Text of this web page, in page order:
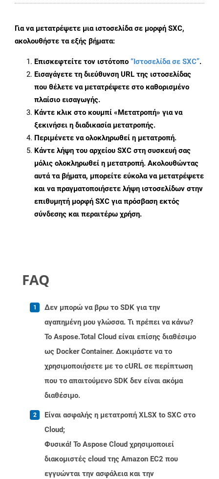
Για να μετατρέψετε μια ιστοσελίδα σε μορφή SXC,
ακολουθήστε τα εξής βήματα:
Επισκεφτείτε τον ιστότοπο “Ιστοσελίδα σε SXC”.
Εισαγάγετε τη διεύθυνση URL της ιστοσελίδας
που θέλετε να μετατρέψετε στο καθορισμένο
πλαίσιο εισαγωγής.
Κάντε κλικ στο κουμπί «Μετατροπή» για να
ξεκινήσει η διαδικασία μετατροπής.
Περιμένετε να ολοκληρωθεί η μετατροπή.
Κάντε λήψη του αρχείου SXC στη συσκευή σας
μόλις ολοκληρωθεί η μετατροπή. Ακολουθώντας
αυτά τα βήματα, μπορείτε εύκολα να μετατρέψετε
και να πραγματοποιήσετε λήψη ιστοσελίδων στην
επιθυμητή μορφή SXC για πρόσβαση εκτός
σύνδεσης και περαιτέρω χρήση.
FAQ
Δεν μπορώ να βρω το SDK για την
αγαπημένη μου γλώσσα. Τι πρέπει να κάνω?
Το Aspose.Total Cloud είναι επίσης διαθέσιμο
ως Docker Container. Δοκιμάστε να το
χρησιμοποιήσετε με το cURL σε περίπτωση
που το απαιτούμενο SDK δεν είναι ακόμα
διαθέσιμο.
Είναι ασφαλής η μετατροπή XLSX to SXC στο
Cloud;
Φυσικά! Το Aspose Cloud χρησιμοποιεί
διακομιστές cloud της Amazon EC2 που
εγγυώνται την ασφάλεια και την